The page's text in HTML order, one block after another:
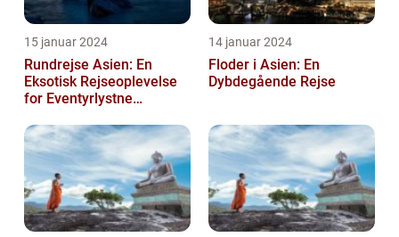
15 januar 2024
Rundrejse Asien: En
Eksotisk Rejseoplevelse
for Eventyrlystne
14 januar 2024
Floder i Asien: En
Dybdegående Rejse